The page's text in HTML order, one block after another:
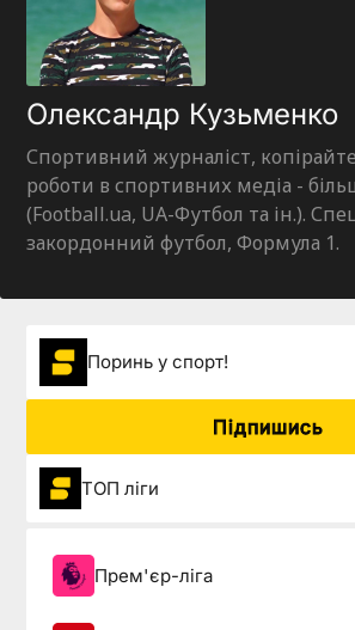
Олександр Кузьменко
Спортивний журналіст,
роботи в спортивних медіа -
(Football.ua, UA-Футбол та ін.).
закордонний футбол, Формула 1.
Поринь у спорт!
Підпишись
ТОП ліги
Прем'єр-ліга